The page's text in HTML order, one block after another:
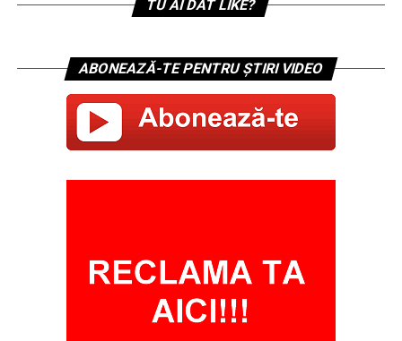
TU AI DAT LIKE?
ABONEAZĂ-TE PENTRU ȘTIRI VIDEO